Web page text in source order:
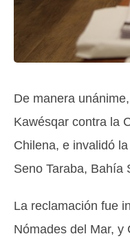
De manera
Kawésqar contra la
Chilena, e invalidó
Seno Taraba, Bahía
La reclamación fue
Nómades del Mar,